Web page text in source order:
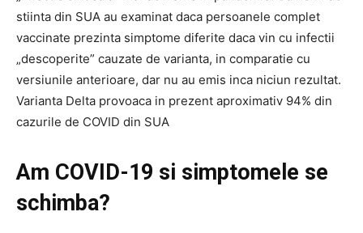
stiinta din SUA au examinat daca persoanele complet
vaccinate prezinta simptome diferite daca vin cu infectii
„descoperite” cauzate de varianta, in comparatie cu
versiunile anterioare, dar nu au emis inca niciun rezultat.
Varianta Delta provoaca in prezent aproximativ 94% din
cazurile de COVID din SUA
Am COVID-19 si simptomele se
schimba?